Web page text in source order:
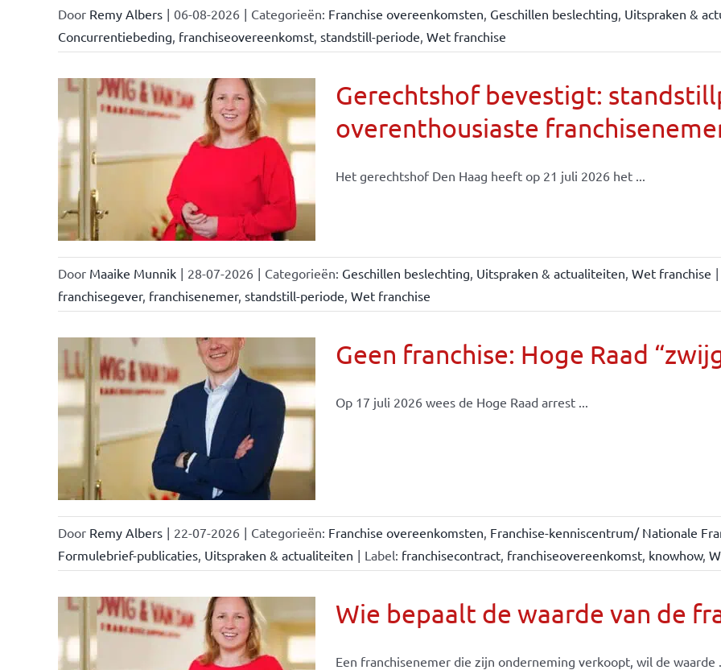
Door Remy Albers | 06-08-2026 | Categorieën: Franchise overeenkomsten, Geschillen beslechting, Uitspraken &
Concurrentiebeding, franchiseovereenkomst, standstill-periode, Wet franchise
Gerechtshof bevestigt:
overenthousiaste
Het gerechtshof Den Haag heeft op 21 juli 2026 het ...
Door Maaike Munnik | 28-07-2026 | Categorieën: Geschillen beslechting, Uitspraken & actualiteiten, Wet franchise |
franchisegever, franchisenemer, standstill-periode, Wet franchise
Geen franchise: Hoge Raad
Op 17 juli 2026 wees de Hoge Raad arrest ...
Door Remy Albers | 22-07-2026 | Categorieën: Franchise overeenkomsten, Franchise-kenniscentrum/ Nationale
Formulebrief-publicaties, Uitspraken & actualiteiten | Label: franchisecontract, franchiseovereenkomst, knowhow,
Wie bepaalt de waarde van de
Een franchisenemer die zijn onderneming verkoopt, wil de waarde